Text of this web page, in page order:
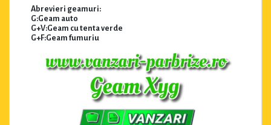
Abrevieri geamuri:
G:Geam auto
G+V:Geam cu tenta verde
G+F:Geam fumuriu